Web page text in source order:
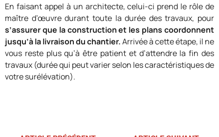
En faisant appel à un architecte, celui-ci prend le rôle de
maître d’œuvre durant toute la durée des travaux, pour
s’assurer que la construction et les plans coordonnent
jusqu’à la livraison du chantier.Arrivée à cette étape, il ne
vous reste plus qu’à être patient et d’attendre la fin des
travaux (durée qui peut varier selon les caractéristiques de
votre surélévation).